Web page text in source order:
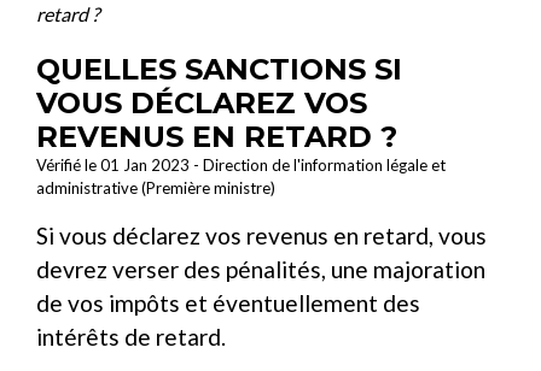
retard ?
QUELLES SANCTIONS SI
VOUS DÉCLAREZ VOS
REVENUS EN RETARD ?
Vérifié le 01 Jan 2023 - Direction de l'information légale et
administrative (Première ministre)
Si vous déclarez vos revenus en retard, vous
devrez verser des pénalités, une majoration
de vos impôts et éventuellement des
intérêts de retard.